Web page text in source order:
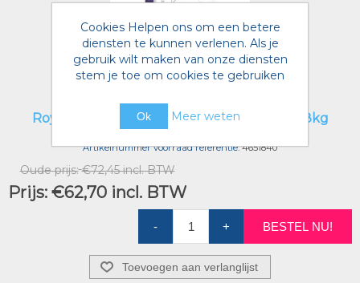
Royal Canin Veterinary Adult SMALL DOG 8kg
Artikelnummer voorraad referentie: 4651840
Oude prijs: €72,45 incl. BTW
Prijs: €62,70 incl. BTW
- + BESTEL NU!
Toevoegen aan verlanglijst
Cookies Helpen ons om een betere
diensten te kunnen verlenen. Als je
gebruik wilt maken van onze diensten
stem je toe om cookies te gebruiken
Ok Meer weten